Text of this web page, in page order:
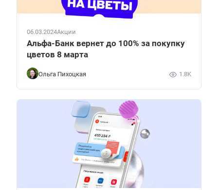
06.03.2024Акции
Альфа-Банк вернет до 100% за покупку
цветов 8 марта
Ольга Пихоцкая 1.8K